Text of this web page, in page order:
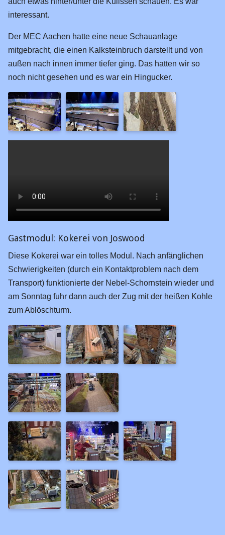
interessant.
Der MEC Aachen hatte eine neue Schauanlage
mitgebracht, die einen Kalksteinbruch darstellt und von
außen nach innen immer tiefer ging. Das hatten wir so
noch nicht gesehen und es war ein Hingucker.
Gastmodul: Kokerei von Joswood
Diese Kokerei war ein tolles Modul. Nach anfänglichen
Schwierigkeiten (durch ein Kontaktproblem nach dem
Transport) funktionierte der Nebel-Schornstein wieder und
am Sonntag fuhr dann auch der Zug mit der heißen Kohle
zum Ablöschturm.